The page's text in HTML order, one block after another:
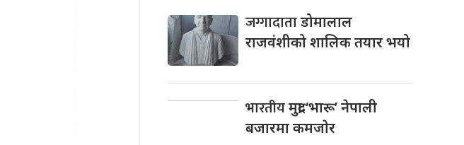
जग्गादाताडोमालाल
राजवंशीको शालिक तयार भयो
भारतीयमुद्रा ‘भारू’ नेपाली
बजारमा कमजाेर